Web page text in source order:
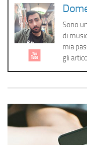
Cerca
Sono
di
mia
gli